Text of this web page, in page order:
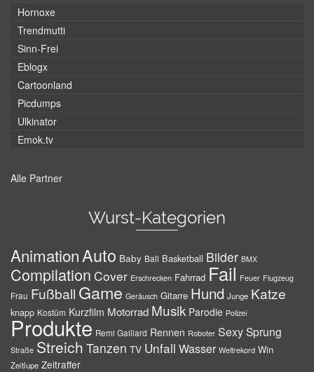
Hornoxe
Trendmutti
Sinn-Frei
Eblogx
Cartoonland
Picdumps
Ulkinator
Emok.tv
Alle Partner
Wurst-Kategorien
AnimationAuto Baby Ball Basketball Bilder BMX
Compilation Cover Erschrecken Fahrrad Fail Feuer Flugzeug
Frau Fußball Game Geräusch Gitarre Hund Junge Katze
knapp Kostüm Kurzfilm Motorrad Musik Parodie Polizei
Produkte Remi Gaillard Rennen Roboter SexySprung
Straße Streich Tanzen TV Unfall Wasser Weltrekord Win
Zeitlupe Zeitraffer